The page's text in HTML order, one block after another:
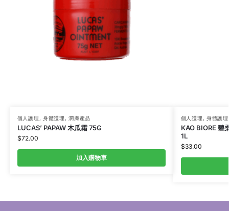
個人護理 , 身體護理 ,潤膚產品
LUCAS’ PAPAW 木瓜霜 75G
$72.00
加入購物車
個人護理 , 身體護理
KAO BIORE 碧
1L
$33.00